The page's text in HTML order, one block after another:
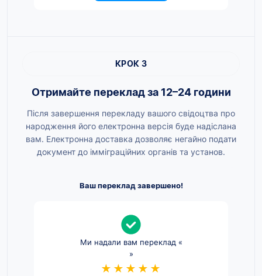
КРОК 3
Отримайте переклад за 12–24 години
Після завершення перекладу вашого свідоцтва про
народження його електронна версія буде надіслана
вам. Електронна доставка дозволяє негайно подати
документ до імміграційних органів та установ.
Ваш переклад завершено!
Ми надали вам переклад «
»
★★★★★